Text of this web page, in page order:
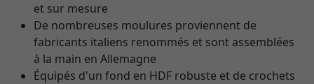
et sur mesure
De nombreuses moulures proviennent de
fabricants italiens renommés et sont assemblées
à la main en Allemagne
Équipés d'un fond en HDF robuste et de crochets